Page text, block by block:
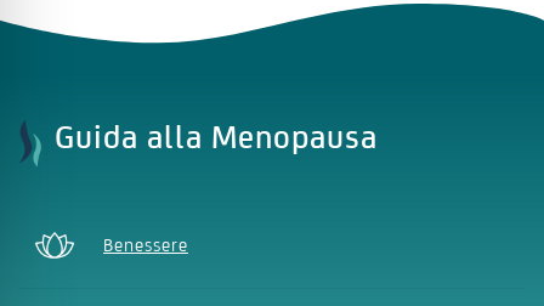
Guida alla Menopausa
Benessere